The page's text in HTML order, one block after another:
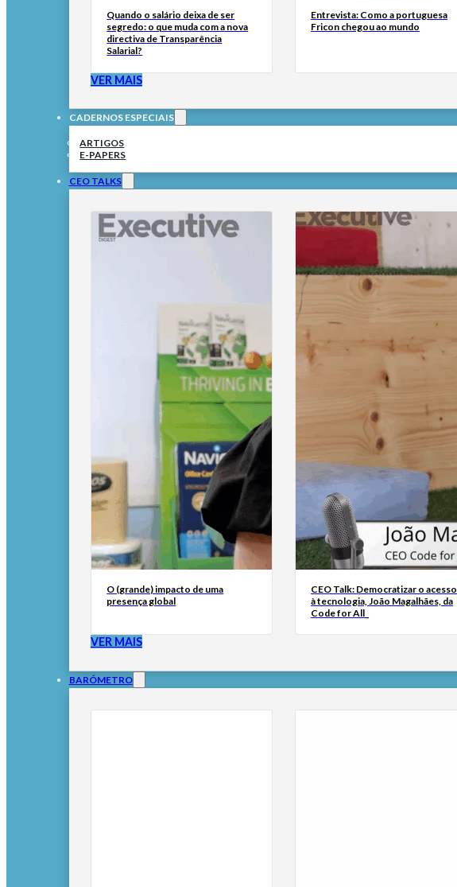
Quando o salário deixa de ser
segredo: o que muda com a nova
directiva de Transparência
Salarial?
Entrevista: Como a portuguesa
Fricon chegou ao mundo
VER MAIS
CADERNOS ESPECIAIS
ARTIGOS
E-PAPERS
CEO TALKS
O (grande) impacto de uma
presença global
CEO Talk: Democratizar o acesso
à tecnologia, João Magalhães, da
Code for All_
VER MAIS
BARÓMETRO